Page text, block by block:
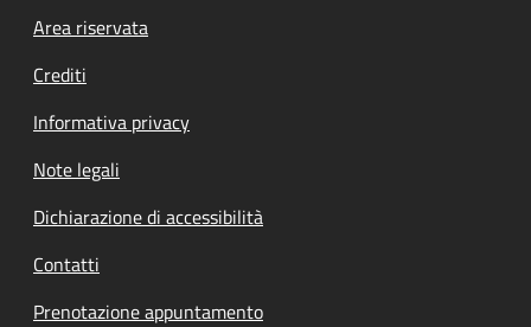
Footer menu
Area riservata
Crediti
Informativa privacy
Note legali
Dichiarazione di accessibilità
Contatti
Prenotazione appuntamento